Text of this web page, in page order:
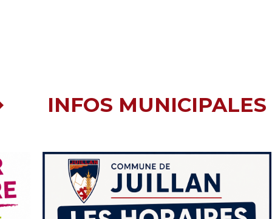
INFOS MUNICIPALES